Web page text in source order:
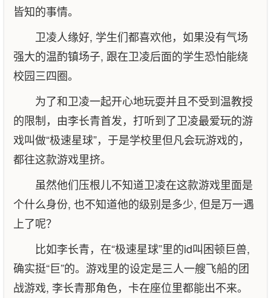
皆知的事情。
卫凌人缘好, 学生们都喜欢他，如果没有气场
强大的温酌镇场子, 跟在卫凌后面的学生恐怕能绕
校园三四圈。
为了和卫凌一起开心地玩耍并且不受到温教授
的限制，由李长青首发，打听到了卫凌最爱玩的游
戏叫做“极速星球”，于是学校里但凡会玩游戏的，
都往这款游戏里挤。
虽然他们压根儿不知道卫凌在这款游戏里面是
个什么身份, 也不知道他的级别是多少, 但是万一遇
上了呢？
比如李长青，在“极速星球”里的id叫困顿巨兽,
确实挺“巨”的。游戏里的设定是三人一艘飞船的团
战游戏, 李长青那角色，卡在座位里都能出不来。